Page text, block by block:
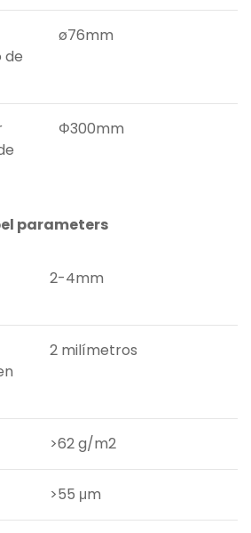
de
ø76mm
Φ300mm
parameters
2-4mm
2 milímetros
>62 g/m2
>55 μm